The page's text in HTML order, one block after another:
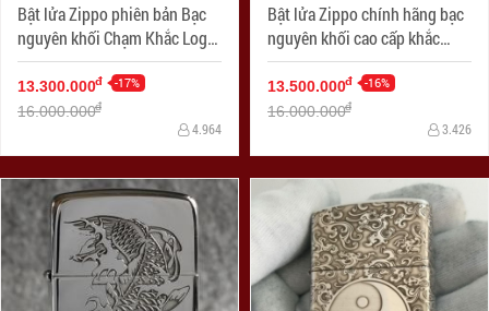
Bật lửa Zippo phiên bản Bạc
nguyên khối Chạm Khắc Logo
Limited 1987 Bản Armor
13.300.000đ -17%
16.000.000đ
4.964
Bật lửa Zippo chính hãng bạc
nguyên khối cao cấp khắc
thiên thần bản armor
13.500.000đ -16%
16.000.000đ
3.426